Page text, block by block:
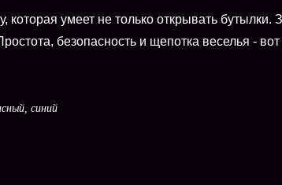
которая умеет не только открывать
безопасность и щепотка веселья - вот
синий